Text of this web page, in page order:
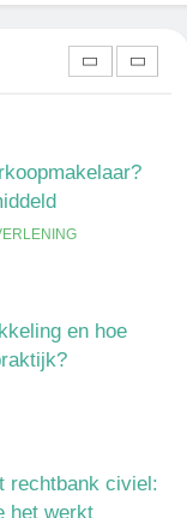
en hoe
rechtbank civiel:
het werkt